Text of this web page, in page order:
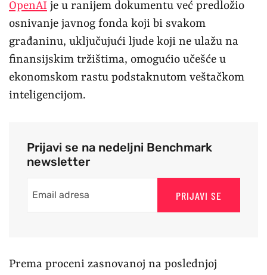
OpenAI je u ranijem dokumentu već predložio
osnivanje javnog fonda koji bi svakom
građaninu, uključujući ljude koji ne ulažu na
finansijskim tržištima, omogućio učešće u
ekonomskom rastu podstaknutom veštačkom
inteligencijom.
Prijavi se na nedeljni Benchmark
newsletter
PRIJAVI SE
Prema proceni zasnovanoj na poslednjoj